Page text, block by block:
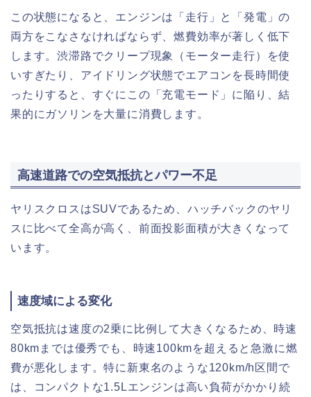
この状態になると、エンジンは「走行」と「発電」の
両方をこなさなければならず、燃費効率が著しく低下
します。渋滞路でクリープ現象（モーター走行）を使
いすぎたり、アイドリング状態でエアコンを長時間使
ったりすると、すぐにこの「充電モード」に陥り、結
果的にガソリンを大量に消費します。
高速道路での空気抵抗とパワー不足
ヤリスクロスはSUVであるため、ハッチバックのヤリ
スに比べて全高が高く、前面投影面積が大きくなって
います。
速度域による変化
空気抵抗は速度の2乗に比例して大きくなるため、時速
80kmまでは優秀でも、時速100kmを超えると急激に燃
費が悪化します。特に新東名のような120km/h区間で
は、コンパクトな1.5Lエンジンは高い負荷がかかり続